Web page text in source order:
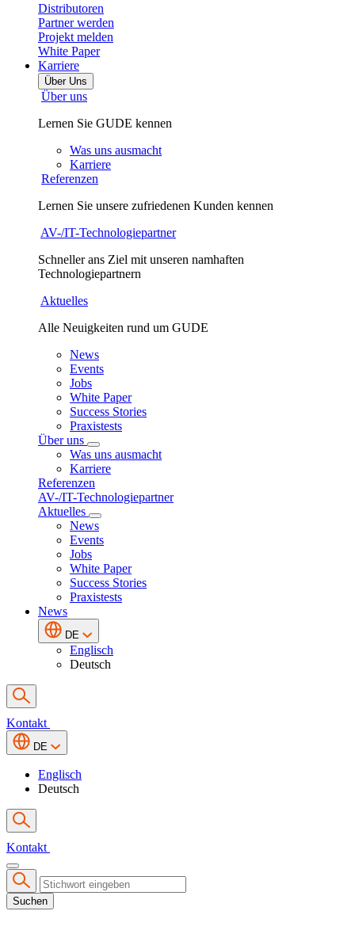
Distributoren
Partner werden
Projekt melden
White Paper
Karriere
Über Uns
Über uns
Lernen Sie GUDE kennen
Was uns ausmacht
Karriere
Referenzen
Lernen Sie unsere zufriedenen Kunden kennen
AV-/IT-Technologiepartner
Schneller ans Ziel mit unseren namhaften
Technologiepartnern
Aktuelles
Alle Neuigkeiten rund um GUDE
News
Events
Jobs
White Paper
Success Stories
Praxistests
Über uns
Was uns ausmacht
Karriere
Referenzen
AV-/IT-Technologiepartner
Aktuelles
News
Events
Jobs
White Paper
Success Stories
Praxistests
News
DE
Englisch
Deutsch
Kontakt
DE
Englisch
Deutsch
Kontakt
Suchen